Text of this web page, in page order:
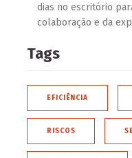
dias no escritório
colaboração e da
Tags
EFICIÊNCIA
RISCOS